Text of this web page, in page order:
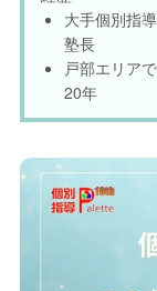
大手個別指
塾長
戸部エリア
20年